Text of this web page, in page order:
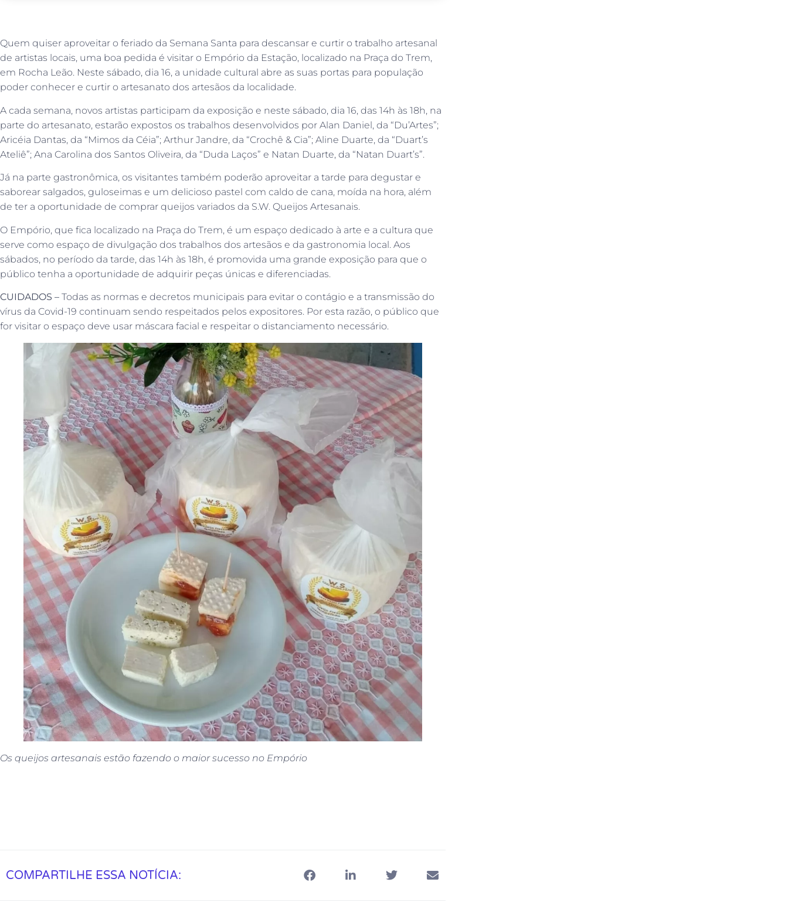
Quem quiser aproveitar o feriado da Semana Santa para descansar e curtir o trabalho artesanal
de artistas locais, uma boa pedida é visitar o Empório da Estação, localizado na Praça do Trem,
em Rocha Leão. Neste sábado, dia 16, a unidade cultural abre as suas portas para população
poder conhecer e curtir o artesanato dos artesãos da localidade.
A cada semana, novos artistas participam da exposição e neste sábado, dia 16, das 14h às 18h, na
parte do artesanato, estarão expostos os trabalhos desenvolvidos por Alan Daniel, da “Du’Artes”;
Aricéia Dantas, da “Mimos da Céia”; Arthur Jandre, da “Crochê & Cia”; Aline Duarte, da “Duart’s
Ateliê”; Ana Carolina dos Santos Oliveira, da “Duda Laços” e Natan Duarte, da “Natan Duart’s”.
Já na parte gastronômica, os visitantes também poderão aproveitar a tarde para degustar e
saborear salgados, guloseimas e um delicioso pastel com caldo de cana, moída na hora, além
de ter a oportunidade de comprar queijos variados da S.W. Queijos Artesanais.
O Empório, que fica localizado na Praça do Trem, é um espaço dedicado à arte e a cultura que
serve como espaço de divulgação dos trabalhos dos artesãos e da gastronomia local. Aos
sábados, no período da tarde, das 14h às 18h, é promovida uma grande exposição para que o
público tenha a oportunidade de adquirir peças únicas e diferenciadas.
CUIDADOS – Todas as normas e decretos municipais para evitar o contágio e a transmissão do
vírus da Covid-19 continuam sendo respeitados pelos expositores. Por esta razão, o público que
for visitar o espaço deve usar máscara facial e respeitar o distanciamento necessário.
Os queijos artesanais estão fazendo o maior sucesso no Empório
COMPARTILHE ESSA NOTÍCIA: